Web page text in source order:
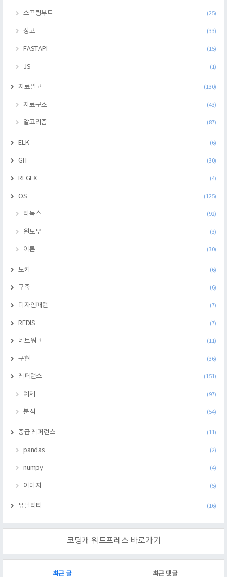
스프링부트 (25)
장고 (33)
FASTAPI (15)
JS (1)
자료알고 (130)
자료구조 (43)
알고리즘 (87)
ELK (6)
GIT (30)
REGEX (4)
OS (125)
리눅스 (92)
윈도우 (3)
이론 (30)
도커 (6)
구축 (6)
디자인패턴 (7)
REDIS (7)
네트워크 (11)
구현 (36)
레퍼런스 (151)
예제 (97)
분석 (54)
중급 레퍼런스 (11)
pandas (2)
numpy (4)
이미지 (5)
유틸리티 (16)
코딩개 워드프레스 바로가기
최근 글 최근 댓글